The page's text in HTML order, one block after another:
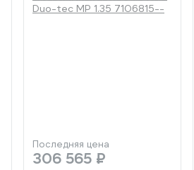
Последняя цена
306 565 ₽